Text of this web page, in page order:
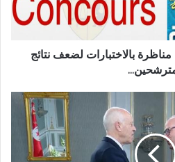
بالاختبارات لضعف نتائج